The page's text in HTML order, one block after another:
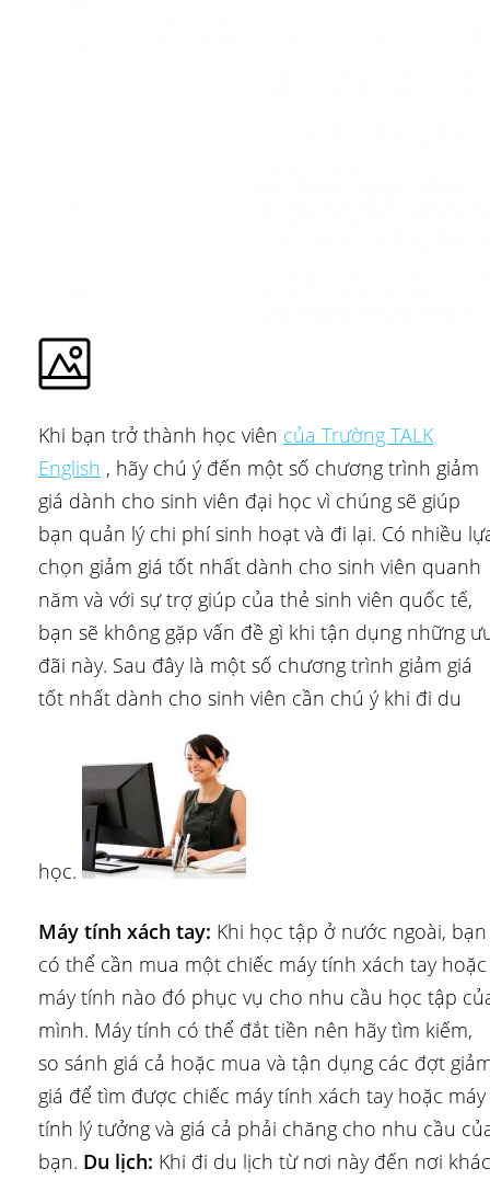
Khi bạn trở thành học viên của Trường TALK
English , hãy chú ý đến một số chương trình giảm
giá dành cho sinh viên đại học vì chúng sẽ giúp
bạn quản lý chi phí sinh hoạt và đi lại. Có nhiều
chọn giảm giá tốt nhất dành cho sinh viên quanh
năm và với sự trợ giúp của thẻ sinh viên quốc tế,
bạn sẽ không gặp vấn đề gì khi tận dụng những
đãi này. Sau đây là một số chương trình giảm giá
tốt nhất dành cho sinh viên cần chú ý khi đi du
học.
Máy tính xách tay: Khi học tập ở nước ngoài, bạn
có thể cần mua một chiếc máy tính xách tay hoặc
máy tính nào đó phục vụ cho nhu cầu học tập
mình. Máy tính có thể đắt tiền nên hãy tìm kiếm,
so sánh giá cả hoặc mua và tận dụng các đợt
giá để tìm được chiếc máy tính xách tay hoặc máy
tính lý tưởng và giá cả phải chăng cho nhu cầu
bạn. Du lịch: Khi đi du lịch từ nơi này đến nơi